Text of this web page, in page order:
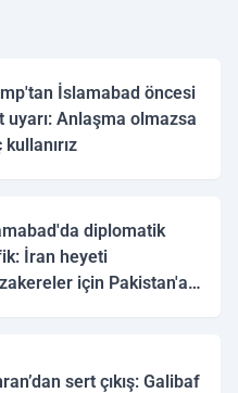
İslamabad öncesi
uyarı: Anlaşma olmazsa
kullanırız
diplomatik
İran heyeti
için Pakistan'a
sert çıkış: Galibaf